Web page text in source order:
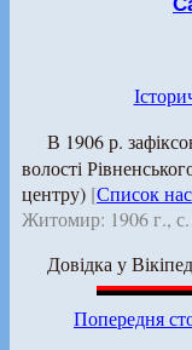
В 1906 р.
волості
центру) [Список
Житомир: 1906 г.,
Довідка у
Попередня